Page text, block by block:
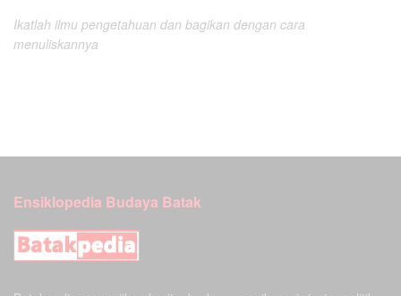
Ikatlah ilmu pengetahuan dan bagikan dengan cara
menuliskannya
Ensiklopedia Budaya Batak